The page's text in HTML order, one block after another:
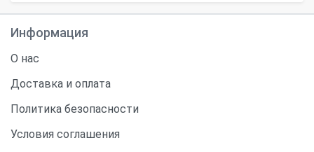
Информация
О нас
Доставка и оплата
Политика безопасности
Условия соглашения